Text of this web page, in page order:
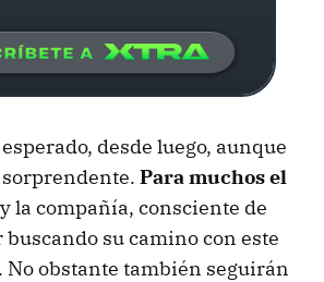
desde luego, aunque
Para muchos el
la compañía, consciente de
buscando su camino con este
No obstante también seguirán